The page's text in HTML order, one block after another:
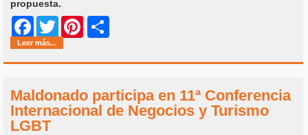
propuesta.
Facebook
Twitter Pinterest
Leer más...
Maldonado participa en 11ª Conferencia
Internacional de Negocios y Turismo
LGBT